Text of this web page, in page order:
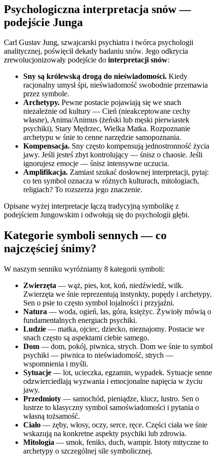
Psychologiczna interpretacja snów —
podejście Junga
Carl Gustav Jung, szwajcarski psychiatra i twórca psychologii
analitycznej, poświęcił dekady badaniu snów. Jego odkrycia
zrewolucjonizowały podejście do interpretacji snów:
Sny są królewską drogą do nieświadomości. Kiedy
racjonalny umysł śpi, nieświadomość swobodnie przemawia
przez symbole.
Archetypy. Pewne postacie pojawiają się we snach
niezależnie od kultury — Cień (nieakceptowane cechy
własne), Anima/Animus (żeński lub męski pierwiastek
psychiki), Stary Mędrzec, Wielka Matka. Rozpoznanie
archetypu w śnie to cenne narzędzie samopoznania.
Kompensacja. Sny często kompensują jednostronność życia
jawy. Jeśli jesteś zbyt kontrolujący — śnisz o chaosie. Jeśli
ignorujesz emocje — śnisz intensywne uczucia.
Amplifikacja. Zamiast szukać dosłownej interpretacji, pytaj:
co ten symbol oznacza w różnych kulturach, mitologiach,
religiach? To rozszerza jego znaczenie.
Opisane wyżej interpretacje łączą tradycyjną symbolikę z
podejściem Jungowskim i odwołują się do psychologii głębi.
Kategorie symboli sennych — co
najczęściej śnimy?
W naszym senniku wyróżniamy 8 kategorii symboli:
Zwierzęta — wąż, pies, kot, koń, niedźwiedź, wilk.
Zwierzęta we śnie reprezentują instynkty, popędy i archetypy.
Sen o psie to często symbol lojalności i przyjaźni.
Natura — woda, ogień, las, góra, księżyc. Żywioły mówią o
fundamentalnych energiach psychiki.
Ludzie — matka, ojciec, dziecko, nieznajomy. Postacie we
snach często są aspektami ciebie samego.
Dom — dom, pokój, piwnica, strych. Dom we śnie to symbol
psychiki — piwnica to nieświadomość, strych —
wspomnienia i myśli.
Sytuacje — lot, ucieczka, egzamin, wypadek. Sytuacje senne
odzwierciedlają wyzwania i emocjonalne napięcia w życiu
jawy.
Przedmioty — samochód, pieniądze, klucz, lustro. Sen o
lustrze to klasyczny symbol samoświadomości i pytania o
własną tożsamość.
Ciało — zęby, włosy, oczy, serce, ręce. Części ciała we śnie
wskazują na konkretne aspekty psychiki lub zdrowia.
Mitologia — smok, feniks, duch, wampir. Istoty mityczne to
archetypy o szczególnej sile symbolicznej.